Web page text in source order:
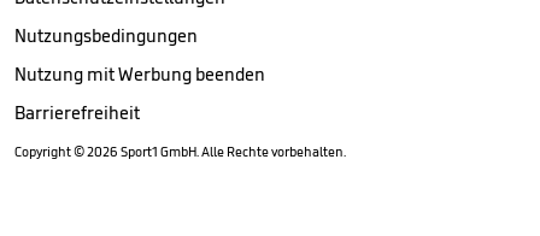
Nutzungsbedingungen
Nutzung mit Werbung beenden
Barrierefreiheit
Copyright ©2026 Sport1 GmbH. Alle Rechte vorbehalten.